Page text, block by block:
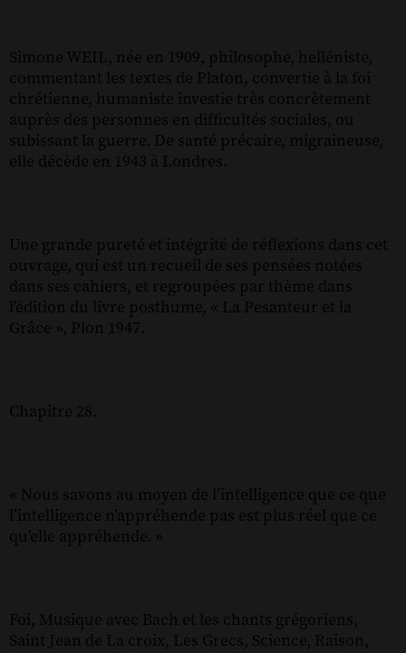
Simone WEIL, née en 1909, philosophe, helléniste,
commentant les textes de Platon, convertie à la foi
chrétienne, humaniste investie très concrètement
auprès des personnes en difficultés sociales, ou
subissant la guerre. De santé précaire, migraineuse,
elle décède en 1943 à Londres.
Une grande pureté et intégrité de réflexions dans cet
ouvrage, qui est un recueil de ses pensées notées
dans ses cahiers, et regroupées par thème dans
l’édition du livre posthume, « La Pesanteur et la
Grâce », Plon 1947.
Chapitre 28.
« Nous savons au moyen de l’intelligence que ce que
l’intelligence n’appréhende pas est plus réel que ce
qu’elle appréhende. »
Foi, Musique avec Bach et les chants grégoriens,
Saint Jean de La croix, Les Grecs, Science, Raison,